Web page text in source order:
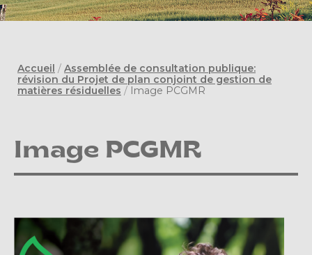
Accueil / Assemblée de consultation publique:
révision du Projet de plan conjoint de gestion de
matières résiduelles / Image PCGMR
Image PCGMR